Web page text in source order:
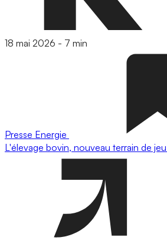
18 mai 2026 - 7 min
Presse Energie
L'élevage bovin, nouveau terrain de